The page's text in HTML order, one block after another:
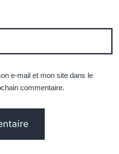
e-mail et mon site dans le
commentaire.